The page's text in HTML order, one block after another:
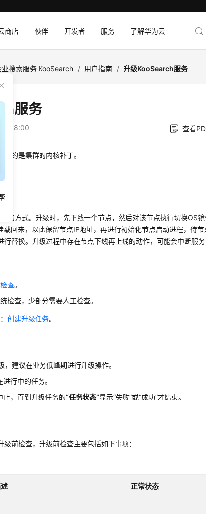
商店 伙伴 开发者 服务 了解华为云
业搜索服务 KooSearch / 用户指南 / 升级KooSearch服务
服务
查看
级的是集群的内核补丁。
的方式。升级时，先下线一个节点，然后对该节点执行切换OS镜
回来，以此保留节点IP地址，再进行初始化节点启动进程，待节
行替换。升级过程中存在节点下线再上线的动作，可能会中断服
查。
检查，少部分需要人工检查。
创建升级任务。
建议在业务低峰期进行升级操作。
行中的任务。
止，直到升级任务的“任务状态”显示“失败”或“成功”才结束。
前检查，升级前检查主要包括如下事项：
正常状态